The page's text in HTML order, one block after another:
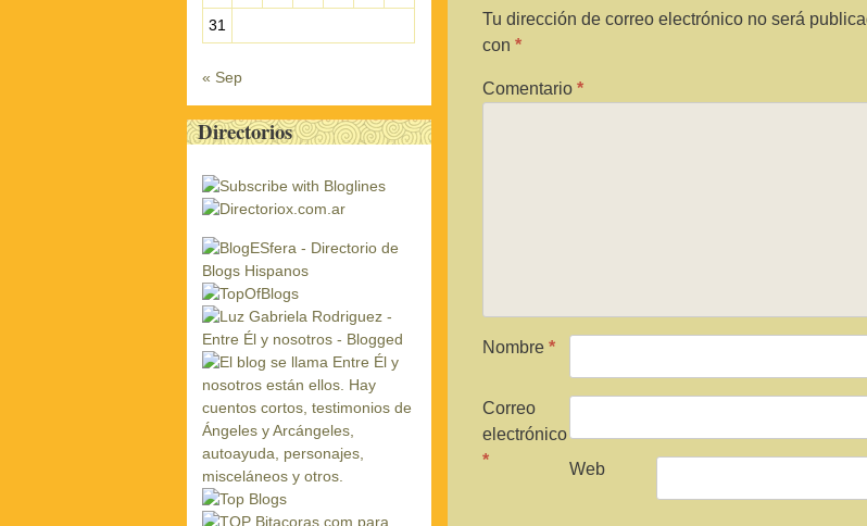
Tu dirección de correo electrónico no será
con *
Comentario *
Nombre *
Correo
electrónico
*
Web
31
« Sep
Directorios